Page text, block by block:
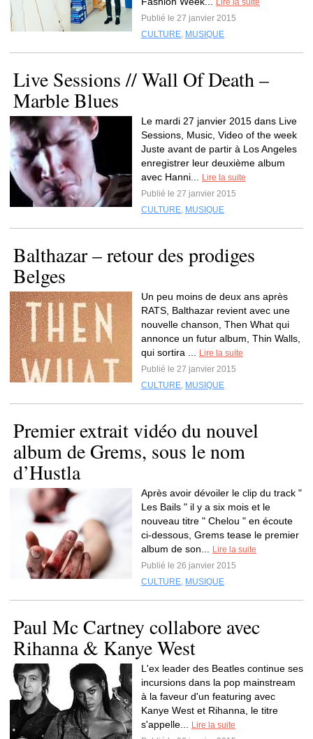
Lire la suite
Publié le 27 janvier 2015
CULTURE, MUSIQUE
Live Sessions // Wall Of Death –
Marble Blues
Le mardi 27 janvier 2015 dans Live
Sessions, Music, Video of the week
Juste avant de partir à Los Angeles
enregistrer leur deuxième album
avec Hanni...
Lire la suite
Publié le 27 janvier 2015
CULTURE, MUSIQUE
Balthazar – retour des prodiges
Belges
Un peu moins de deux ans après
RATS, Balthazar revient avec une
nouvelle chanson, Then What qui
annonce un futur album, Thin Walls,
qui sortira ...
Lire la suite
Publié le 27 janvier 2015
CULTURE, MUSIQUE
Premier extrait vidéo du nouvel
album de Grems, sous le nom
d’Hustla
Après avoir dévoiler le clip du track "
Les Bails " il y a six mois et le
nouveau titre " Chelou " en écoute
ci-dessous, Grems tease le premier
album de son...
Lire la suite
Publié le 26 janvier 2015
CULTURE, MUSIQUE
Paul Mc Cartney collabore avec
Rihanna & Kanye West
L'ex leader des Beatles continue ses
incursions dans la pop mainstream
à la faveur d'un featuring avec
Kanye West et Rihanna, le titre
s'appelle...
Lire la suite